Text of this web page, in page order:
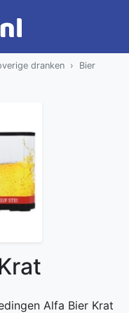
dranken
Bier
Alfa Bier Krat